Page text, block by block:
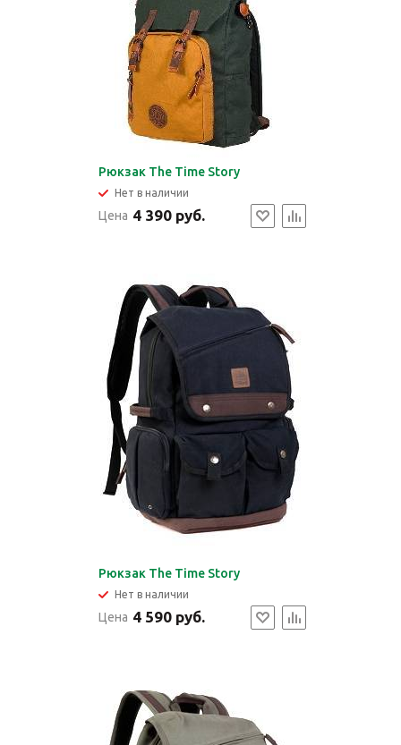
Рюкзак The Time Story
Нет в наличии
Цена 4 390 руб.
Рюкзак The Time Story
Нет в наличии
Цена 4 590 руб.